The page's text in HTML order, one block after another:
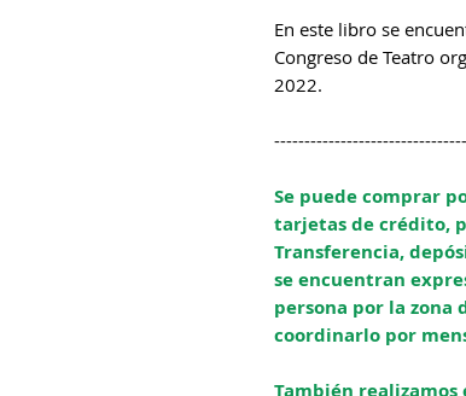
En este libro se
Congreso de Teatro
2022.
--------------------------------
Se puede comprar
tarjetas de crédito,
Transferencia,
se encuentran
persona por la zona
coordinarlo por
También realizamos